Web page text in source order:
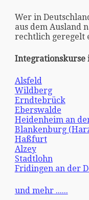
Wer in
aus dem Ausland
rechtlich geregelt
Integrationskurse
Alsfeld
Wildberg
Erndtebrück
Eberswalde
Heidenheim an
Blankenburg
Haßfurt
Alzey
Stadtlohn
Fridingen an der
und mehr ......